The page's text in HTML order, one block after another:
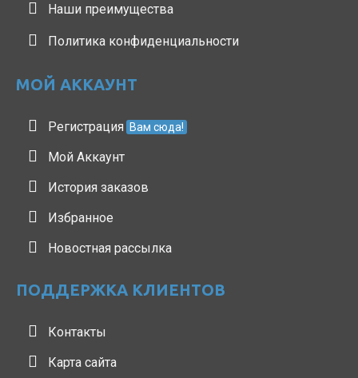
Наши преимущества
Политика конфиденциальности
МОЙ АККАУНТ
Регистрация Вам сюда!
Мой Аккаунт
История заказов
Избранное
Новостная рассылка
ПОДДЕРЖКА КЛИЕНТОВ
Контакты
Карта сайта